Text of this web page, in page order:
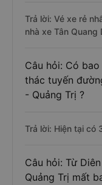
Trả lời: Vé xe rẻ
nhà xe Tân Quang
Câu hỏi: Có
thác tuyến
- Quảng Trị ?
Trả lời: Hiện tại có
Câu hỏi: Từ
Quảng Trị mất